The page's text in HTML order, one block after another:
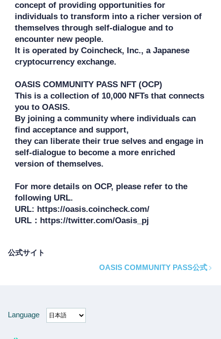
concept of providing opportunities for
individuals to transform into a richer version of
themselves through self-dialogue and to
encounter new people.
It is operated by Coincheck, Inc., a Japanese
cryptocurrency exchange.
OASIS COMMUNITY PASS NFT (OCP)
This is a collection of 10,000 NFTs that connects
you to OASIS.
By joining a community where individuals can
find acceptance and support,
they can liberate their true selves and engage in
self-dialogue to become a more enriched
version of themselves.
For more details on OCP, please refer to the
following URL.
URL: https://oasis.coincheck.com/
公式サイト
OASIS COMMUNITY PASS公式
Language